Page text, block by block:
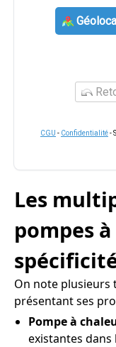
CGU - Confidentialité-
Les
pompes
On note plusieurs
présentant ses
Pompe à
existantes